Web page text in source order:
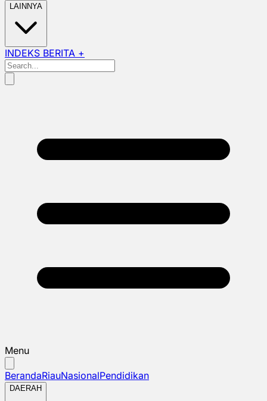
LAINNYA
INDEKS BERITA +
Menu
BerandaRiauNasionalPendidikan
DAERAH